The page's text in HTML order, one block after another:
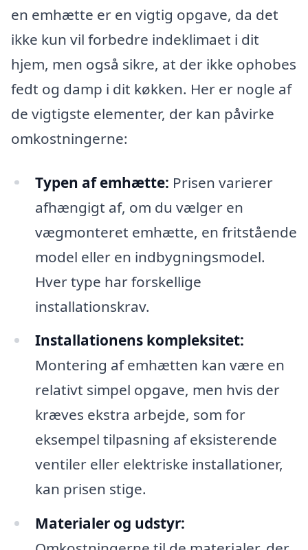
en emhætte er en vigtig opgave, da det
ikke kun vil forbedre indeklimaet i dit
hjem, men også sikre, at der ikke ophobes
fedt og damp i dit køkken. Her er nogle af
de vigtigste elementer, der kan påvirke
omkostningerne:
Typen af emhætte: Prisen varierer
afhængigt af, om du vælger en
vægmonteret emhætte, en fritstående
model eller en indbygningsmodel.
Hver type har forskellige
installationskrav.
Installationens kompleksitet:
Montering af emhætten kan være en
relativt simpel opgave, men hvis der
kræves ekstra arbejde, som for
eksempel tilpasning af eksisterende
ventiler eller elektriske installationer,
kan prisen stige.
Materialer og udstyr: